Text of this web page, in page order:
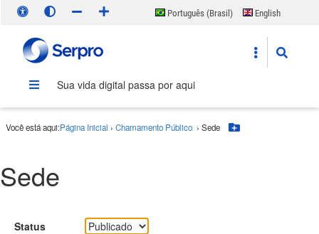
Português (Brasil)
English
Sua vida digital passa por aqui
Você está aqui:Página Inicial › Chamamento Público › Sede Botão Menu
Sede
Status